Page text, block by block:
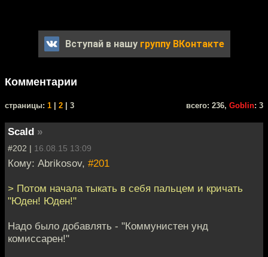
Вступай в нашу группу ВКонтакте
Комментарии
cтраницы: 1 2 | 3 всего: 236, Goblin: 3
Scald »
#202 | 16.08.15 13:09
Кому: Abrikosov, #201
> Потом начала тыкать в себя пальцем и кричать
"Юден! Юден!"
Надо было добавлять - "Коммунистен унд
комиссарен!"